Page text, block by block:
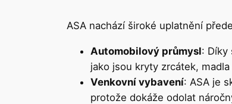
ASA nachází široké uplatnění
Automobilový průmysl: Díky
jako jsou kryty zrcátek,
Venkovní vybavení: ASA je
protože dokáže odolat